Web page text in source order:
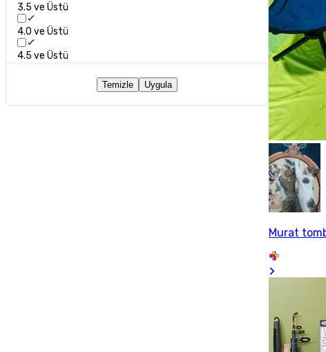
3.5 ve Üstü
4.0 ve Üstü
4.5 ve Üstü
Temizle Uygula
Murat